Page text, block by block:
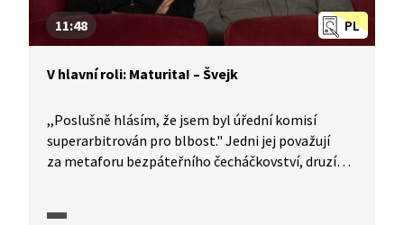
PL
11:48
V hlavní roli: Maturita! – Švejk
,,Poslušně hlásím, že jsem byl úřední komisí
superarbitrován pro blbost." Jedni jej považují
za metaforu bezpáteřního čecháčkovství, druzí